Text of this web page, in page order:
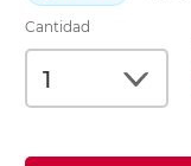
Cantidad